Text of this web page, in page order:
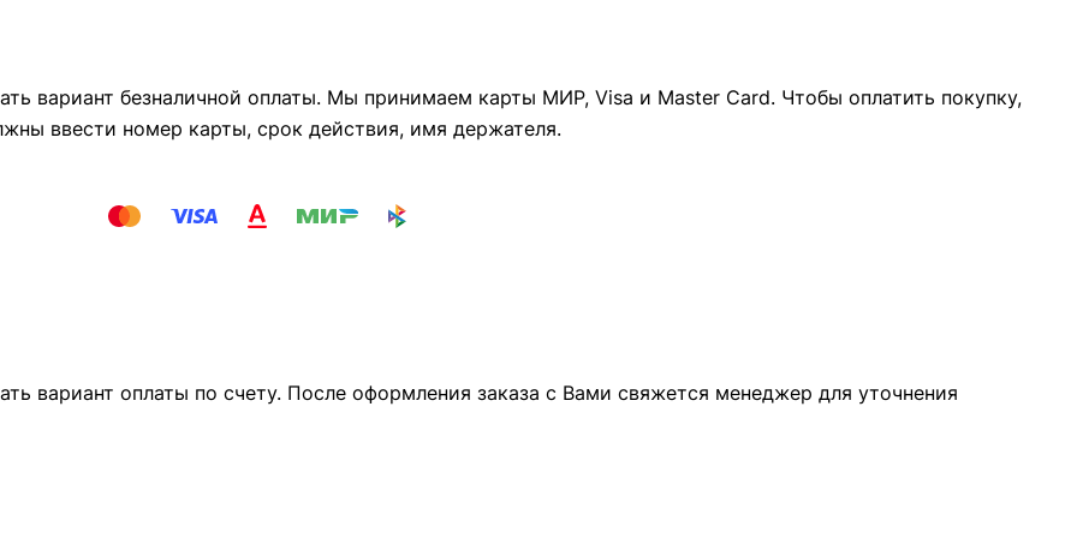
вариант безналичной оплаты. Мы принимаем карты МИР, Visa и Master Card. Чтобы оплатить покупку,
ввести номер карты, срок действия, имя держателя.
вариант оплаты по счету. После оформления заказа с Вами свяжется менеджер для уточнения